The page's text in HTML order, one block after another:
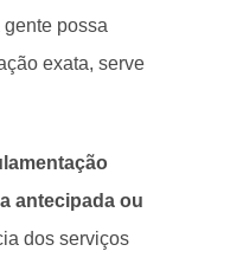
possa
exata, serve
antecipada ou
dos serviços